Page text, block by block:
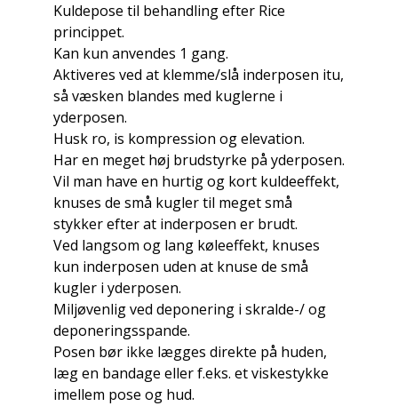
Kuldepose til behandling efter Rice
princippet.
Kan kun anvendes 1 gang.
Aktiveres ved at klemme/slå inderposen itu,
så væsken blandes med kuglerne i
yderposen.
Husk ro, is kompression og elevation.
Har en meget høj brudstyrke på yderposen.
Vil man have en hurtig og kort kuldeeffekt,
knuses de små kugler til meget små
stykker efter at inderposen er brudt.
Ved langsom og lang køleeffekt, knuses
kun inderposen uden at knuse de små
kugler i yderposen.
Miljøvenlig ved deponering i skralde-/ og
deponeringsspande.
Posen bør ikke lægges direkte på huden,
læg en bandage eller f.eks. et viskestykke
imellem pose og hud.